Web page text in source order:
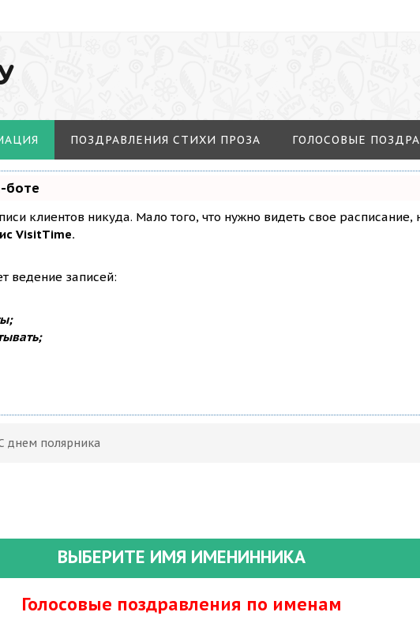
ПОЗДРАВЛЕНИЯ СТИХИ ПРОЗА ГОЛОСОВЫЕ
боте
клиентов никуда. Мало того, что нужно видеть свое
VisitTime.
ведение записей:
днем полярника
ВЫБЕРИТЕ ИМЯ ИМЕНИННИКА
Голосовые поздравления по именам